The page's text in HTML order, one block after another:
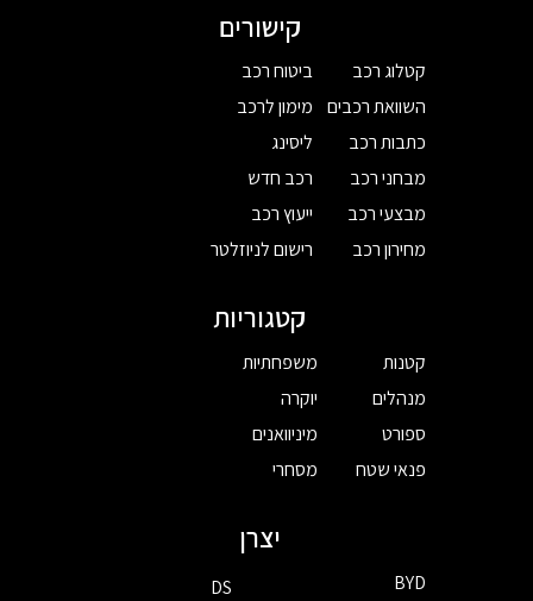
קישורים
קטלוג רכב
השוואת רכבים
כתבות רכב
מבחני רכב
מבצעי רכב
מחירון רכב
ביטוח רכב
מימון לרכב
ליסינג
רכב חדש
ייעוץ רכב
רישום לניוזלטר
קטגוריות
קטנות
מנהלים
ספורט
פנאי שטח
משפחתיות
יוקרה
מיניוואנים
מסחרי
יצרן
BYD
DS